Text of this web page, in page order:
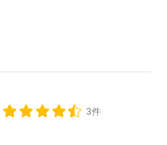
3件